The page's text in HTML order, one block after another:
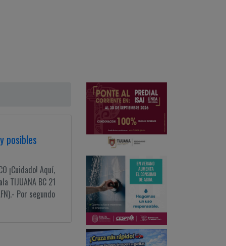
posibles
¡Cuidado! Aquí,
TIJUANA BC 21
Por segundo